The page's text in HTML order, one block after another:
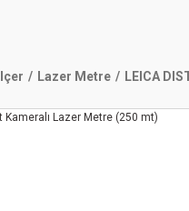
Lazer Metre LEICA